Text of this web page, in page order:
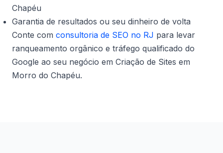
Chapéu
Garantia de resultados ou seu dinheiro de volta
Conte com consultoria de SEO no RJ para levar
ranqueamento orgânico e tráfego qualificado do
Google ao seu negócio em Criação de Sites em
Morro do Chapéu.